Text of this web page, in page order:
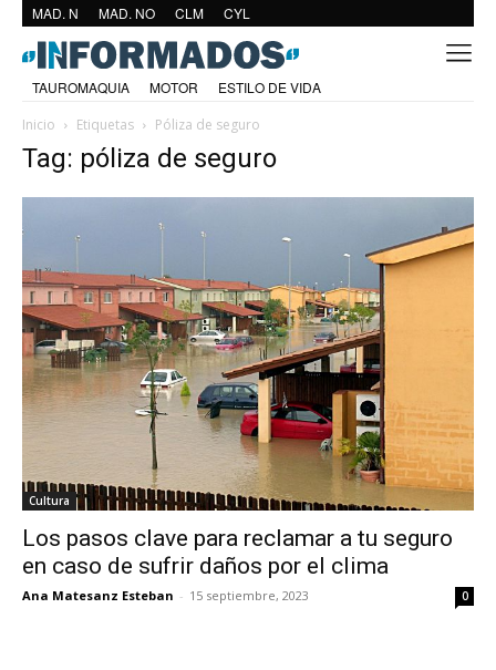
MAD. N MAD. NO CLM CYL
TAUROMAQUIA MOTOR
ESTILO DE VIDA
Inicio
Etiquetas Póliza de seguro
Tag: póliza de seguro
Cultura
Los pasos clave para reclamar a tu seguro
en caso de sufrir daños por el clima
Ana Matesanz Esteban - 15 septiembre, 2023 0